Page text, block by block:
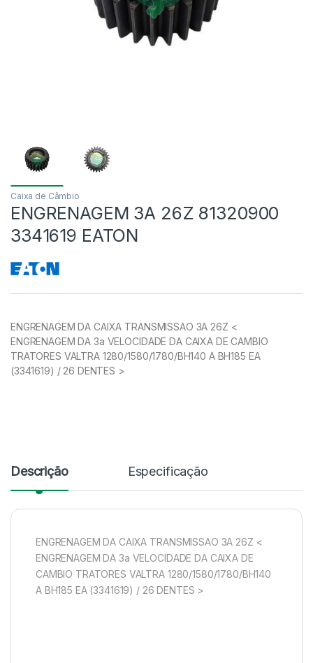
Caixa de Câmbio
ENGRENAGEM 3A 26Z 81320900
3341619 EATON
ENGRENAGEM DA CAIXA TRANSMISSAO 3A 26Z <
ENGRENAGEM DA 3a VELOCIDADE DA CAIXA DE CAMBIO
TRATORES VALTRA 1280/1580/1780/BH140 A BH185 EA
(3341619) / 26 DENTES >
Descrição Especificação
ENGRENAGEM DA CAIXA TRANSMISSAO 3A 26Z <
ENGRENAGEM DA 3a VELOCIDADE DA CAIXA DE
CAMBIO TRATORES VALTRA 1280/1580/1780/BH140
A BH185 EA (3341619) / 26 DENTES >